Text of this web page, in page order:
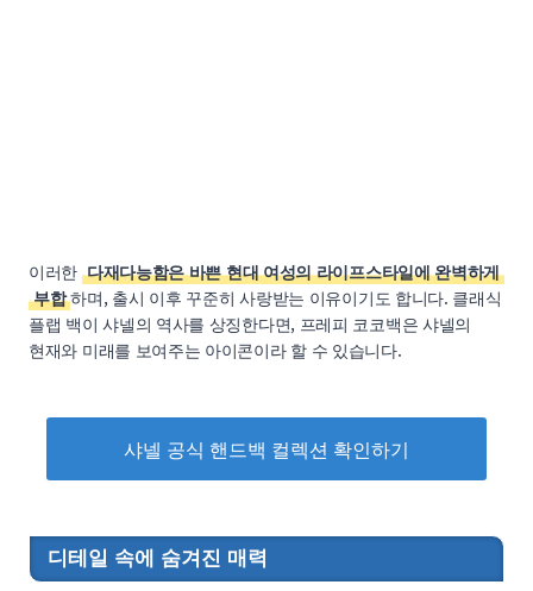
이러한 다재다능함은 바쁜 현대 여성의 라이프스타일에 완벽하게
부합 하며, 출시 이후 꾸준히 사랑받는 이유이기도 합니다. 클래식
플랩 백이 샤넬의 역사를 상징한다면, 프레피 코코백은 샤넬의
현재와 미래를 보여주는 아이콘이라 할 수 있습니다.
샤넬 공식 핸드백 컬렉션 확인하기
디테일 속에 숨겨진 매력